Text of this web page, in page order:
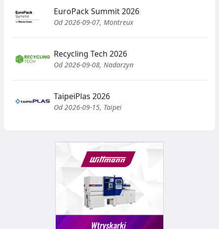
EuroPack Summit 2026
Od 2026-09-07, Montreux
Recycling Tech 2026
Od 2026-09-08, Nadarzyn
TaipeiPlas 2026
Od 2026-09-15, Taipei